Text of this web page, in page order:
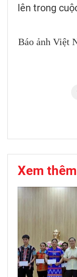
lên trong
Báo ảnh Việt
Xem thêm